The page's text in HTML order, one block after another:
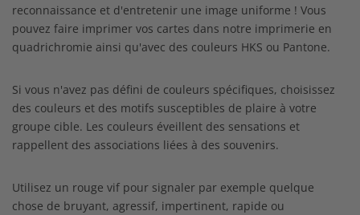
reconnaissance et d'entretenir une image uniforme ! Vous
pouvez faire imprimer vos cartes dans notre imprimerie en
quadrichromie ainsi qu'avec des couleurs HKS ou Pantone.
Si vous n'avez pas défini de couleurs spécifiques, choisissez
des couleurs et des motifs susceptibles de plaire à votre
groupe cible. Les couleurs éveillent des sensations et
rappellent des associations liées à des souvenirs.
Utilisez un rouge vif pour signaler par exemple quelque
chose de bruyant, agressif, impertinent, rapide ou